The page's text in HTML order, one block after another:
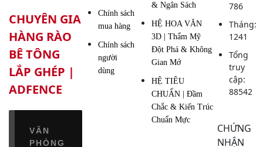
CHUYÊN GIA
HÀNG RÀO
BÊ TÔNG
LẮP GHÉP |
ADFENCE
VĂN
PHÒNG
Chính sách
mua hàng
Chính sách
người
dùng
& Ngân Sách
HỆ HOA VĂN
3D | Thẩm Mỹ
Đột Phá & Không
Gian Mở
HỆ TIÊU
CHUẨN | Đầm
Chắc & Kiến Trúc
Chuẩn Mực
786
Tháng:
1241
Tổng
truy
cập:
88542
CHỨNG
NHẬN